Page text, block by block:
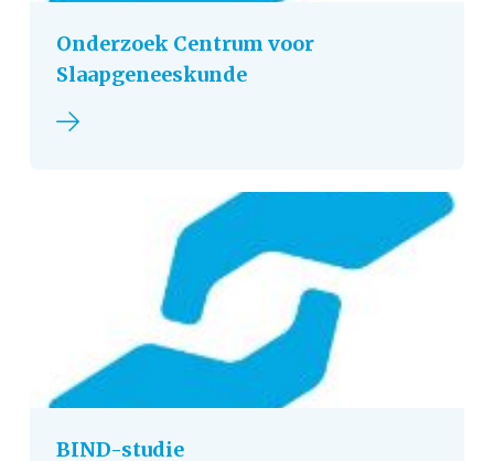
Onderzoek Centrum voor
Slaapgeneeskunde
Lees verder
BIND-studie